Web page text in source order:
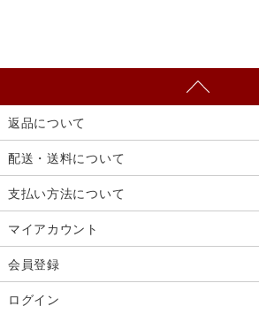
返品について
配送・送料について
支払い方法について
マイアカウント
会員登録
ログイン